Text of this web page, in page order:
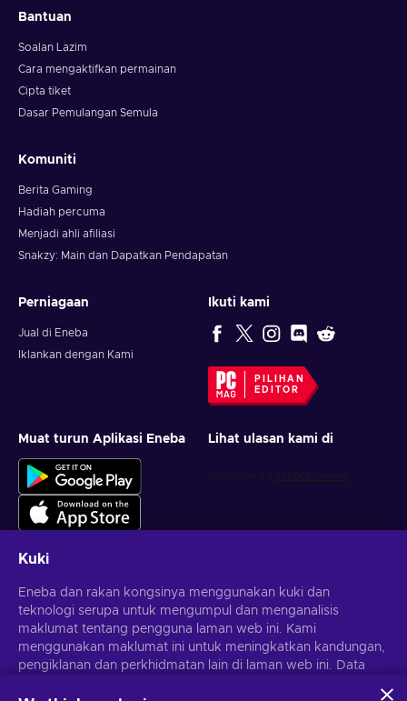
Bantuan
Soalan Lazim
Cara mengaktifkan permainan
Cipta tiket
Dasar Pemulangan Semula
Komuniti
Berita Gaming
Hadiah percuma
Menjadi ahli afiliasi
Snakzy: Main dan Dapatkan Pendapatan
Perniagaan
Jual di Eneba
Iklankan dengan Kami
Ikuti kami
PILIHAN
EDITOR
Muat turun Aplikasi Eneba Lihat ulasan kami di
Dapatkan tawaran permainan yang diperibadikan
Langgan
Anda boleh berhenti melanggan pada bila-bila masa.Lawati notis
Kuki
Eneba dan rakan kongsinya menggunakan kuki dan
teknologi serupa untuk mengumpul dan menganalisis
maklumat tentang pengguna laman web ini. Kami
menggunakan maklumat ini untuk meningkatkan kandungan,
pengiklanan dan perkhidmatan lain di laman web ini. Data